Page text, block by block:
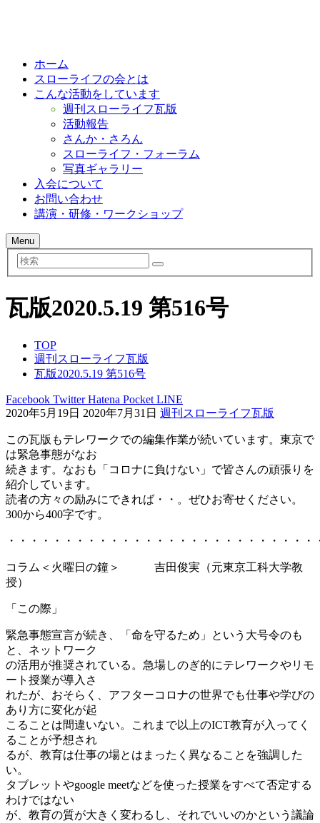
ホーム
スローライフの会とは
こんな活動をしています
週刊スローライフ瓦版
活動報告
さんか・さろん
スローライフ・フォーラム
写真ギャラリー
入会について
お問い合わせ
講演・研修・ワークショップ
Menu
検
索
瓦版2020.5.19 第516号
TOP
週刊スローライフ瓦版
瓦版2020.5.19 第516号
Facebook TwitterHatena Pocket LINE
2020年5月19日 2020年7月31日 週刊スローライフ瓦版
この瓦版もテレワークでの編集作業が続いています。東京で
は緊急事態がなお
続きます。なおも「コロナに負けない」で皆さんの頑張りを
紹介しています。
読者の方々の励みにできれば・・。ぜひお寄せください。
300から400字です。
・・・・・・・・・・・・・・・・・・・・・・・・・・
コラム＜火曜日の鐘＞ 吉田俊実（元東京工科大学教
授）
「この際」
緊急事態宣言が続き、「命を守るため」という大号令のも
と、ネットワーク
の活用が推奨されている。急場しのぎ的にテレワークやリモ
ート授業が導入さ
れたが、おそらく、アフターコロナの世界でも仕事や学びの
あり方に変化が起
こることは間違いない。これまで以上のICT教育が入ってく
ることが予想され
るが、教育は仕事の場とはまったく異なることを強調した
い。
タブレットやgoogle meetなどを使った授業をすべて否定する
わけではない
が、教育の質が大きく変わるし、それでいいのかという議論